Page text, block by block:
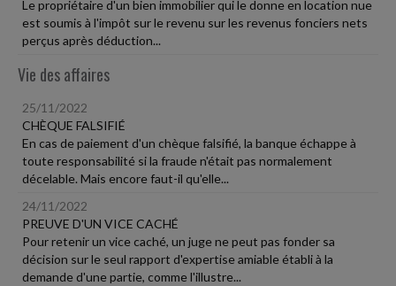
Le propriétaire d'un bien immobilier qui le donne en location nue
est soumis à l'impôt sur le revenu sur les revenus fonciers nets
perçus après déduction...
Vie des affaires
25/11/2022
CHÈQUE FALSIFIÉ
En cas de paiement d'un chèque falsifié, la banque échappe à
toute responsabilité si la fraude n'était pas normalement
décelable. Mais encore faut-il qu'elle...
24/11/2022
PREUVE D'UN VICE CACHÉ
Pour retenir un vice caché, un juge ne peut pas fonder sa
décision sur le seul rapport d'expertise amiable établi à la
demande d'une partie, comme l'illustre...